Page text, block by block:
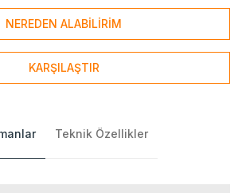
NEREDEN ALABİLİRİM
KARŞILAŞTIR
Teknik Özellikler